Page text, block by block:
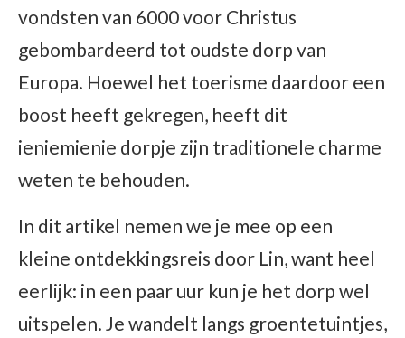
vondsten van 6000 voor Christus
gebombardeerd tot oudste dorp van
Europa. Hoewel het toerisme daardoor een
boost heeft gekregen, heeft dit
ieniemienie dorpje zijn traditionele charme
weten te behouden.
In dit artikel nemen we je mee op een
kleine ontdekkingsreis door Lin, want heel
eerlijk: in een paar uur kun je het dorp wel
uitspelen. Je wandelt langs groentetuintjes,